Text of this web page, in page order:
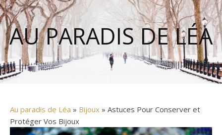
AU PARADIS DE LÉA
Au paradis de Léa » Bijoux » Astuces Pour Conserver et
Protéger Vos Bijoux